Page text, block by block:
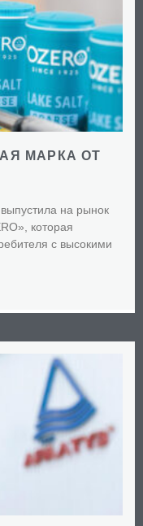
МАРКА ОТ
на рынок
которая
с высокими